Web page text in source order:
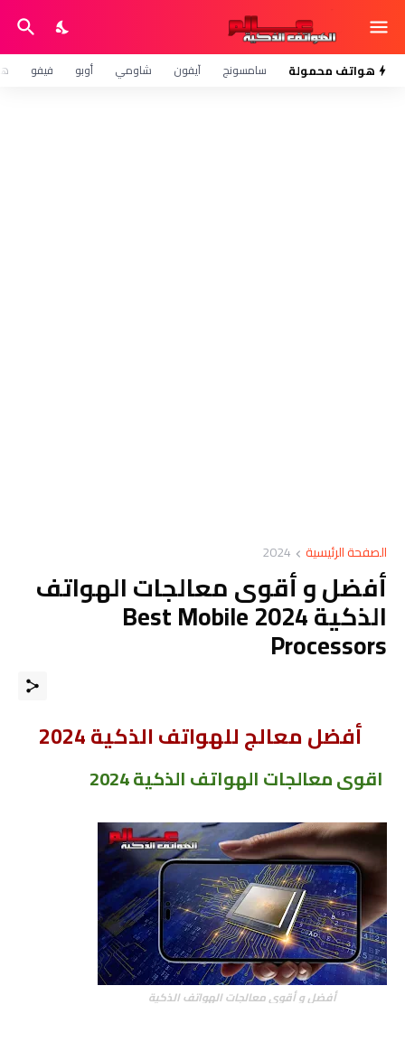
هواتف محمولة سامسونج آيفون شاومي أوبو فيفو
الصفحة الرئيسية 2024
أفضل و أقوى معالجات الهواتف
الذكية 2024 Best Mobile
Processors
أفضل معالج للهواتف الذكية 2024
اقوى معالجات الهواتف الذكية 2024
أفضل و أقوى معالجات الهواتف الذكية